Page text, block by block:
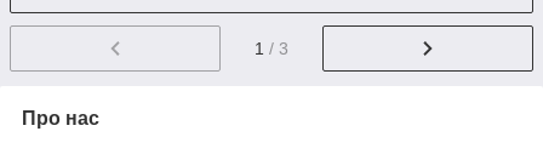
1 / 3
Про нас